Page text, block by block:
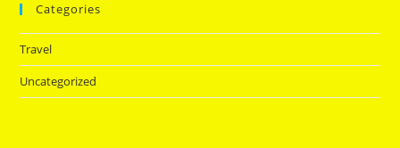
Categories
Travel
Uncategorized